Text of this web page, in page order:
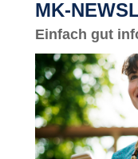
MK-
Einfach gut